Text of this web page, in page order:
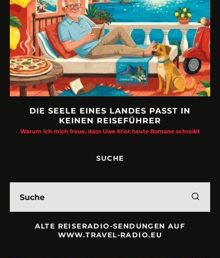
DIE SEELE EINES LANDES PASST IN
KEINEN REISEFÜHRER
Warum ich mich freue, dass Uwe Krist heute Romane schreibt
SUCHE
ALTE REISERADIO-SENDUNGEN AUF
WWW.TRAVEL-RADIO.EU